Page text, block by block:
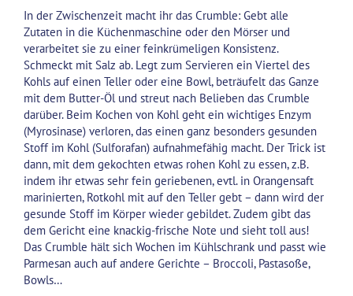
In der Zwischenzeit macht ihr das Crumble: Gebt alle
Zutaten in die Küchenmaschine oder den Mörser und
verarbeitet sie zu einer feinkrümeligen Konsistenz.
Schmeckt mit Salz ab. Legt zum Servieren ein Viertel des
Kohls auf einen Teller oder eine Bowl, beträufelt das Ganze
mit dem Butter-Öl und streut nach Belieben das Crumble
darüber. Beim Kochen von Kohl geht ein wichtiges Enzym
(Myrosinase) verloren, das einen ganz besonders gesunden
Stoff im Kohl (Sulforafan) aufnahmefähig macht. Der Trick ist
dann, mit dem gekochten etwas rohen Kohl zu essen, z.B.
indem ihr etwas sehr fein geriebenen, evtl. in Orangensaft
marinierten, Rotkohl mit auf den Teller gebt – dann wird der
gesunde Stoff im Körper wieder gebildet. Zudem gibt das
dem Gericht eine knackig-frische Note und sieht toll aus!
Das Crumble hält sich Wochen im Kühlschrank und passt wie
Parmesan auch auf andere Gerichte – Broccoli, Pastasoße,
Bowls…